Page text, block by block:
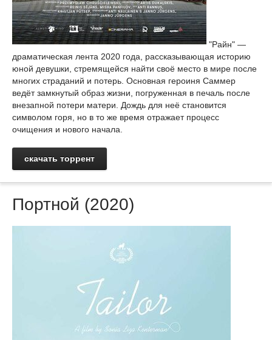
"Райн" —
драматическая лента 2020 года, рассказывающая историю
юной девушки, стремящейся найти своё место в мире после
многих страданий и потерь. Основная героиня Саммер
ведёт замкнутый образ жизни, погруженная в печаль после
внезапной потери матери. Дождь для неё становится
символом горя, но в то же время отражает процесс
очищения и нового начала.
скачать торрент
Портной (2020)